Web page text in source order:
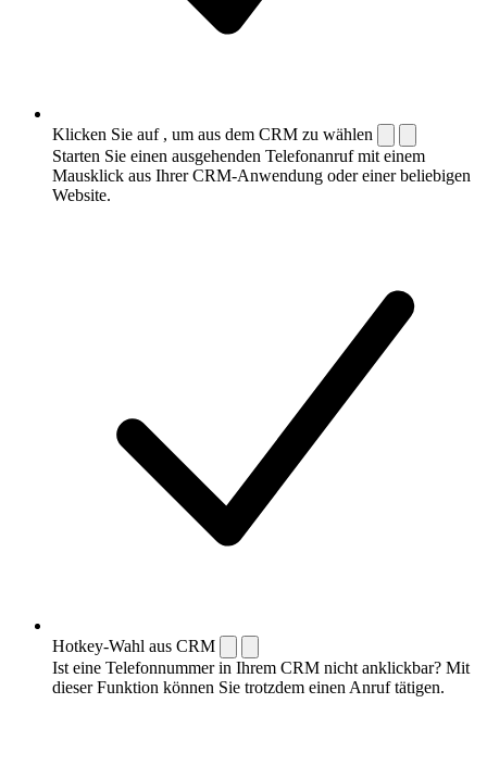
Klicken Sie auf , um aus dem CRM zu wählen
Starten Sie einen ausgehenden Telefonanruf mit einem
Mausklick aus Ihrer CRM-Anwendung oder einer beliebigen
Website.
Hotkey-Wahl aus CRM
Ist eine Telefonnummer in Ihrem CRM nicht anklickbar? Mit
dieser Funktion können Sie trotzdem einen Anruf tätigen.